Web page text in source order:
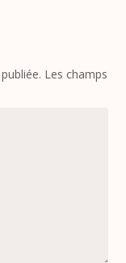
Les champs